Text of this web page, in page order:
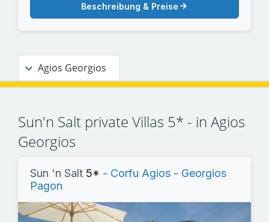
Beschreibung & Preise
Agios Georgios
Sun'n Salt private Villas 5* - in Agios
Georgios
Sun 'n Salt 5* - Corfu Agios - Georgios
Pagon